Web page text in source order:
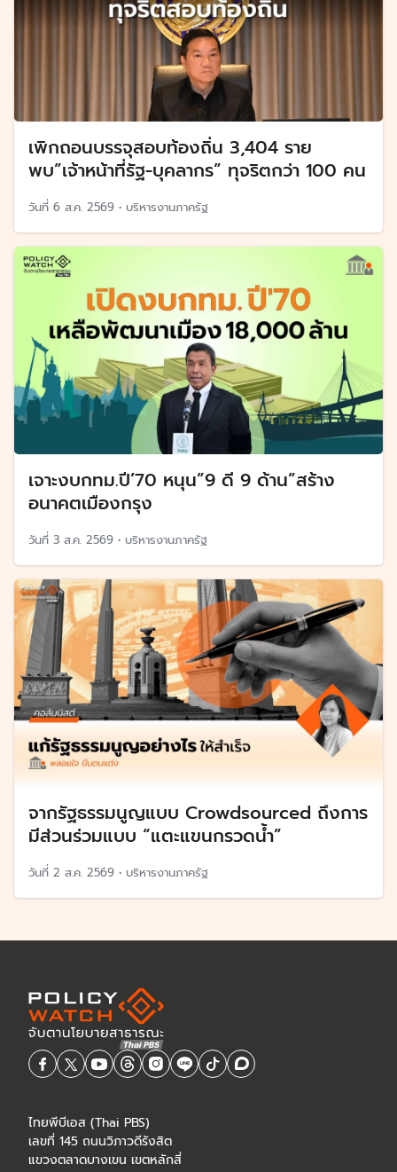
เพิกถอนบรรจุสอบท้องถิ่น 3,404 ราย
พบ”เจ้าหน้าที่รัฐ-บุคลากร” ทุจริตกว่า 100 คน
วันที่ 6 ส.ค. 2569 • บริหารงานภาครัฐ
เจาะงบกทม.ปี’70 หนุน”9 ดี 9 ด้าน”สร้าง
อนาคตเมืองกรุง
วันที่ 3 ส.ค. 2569 • บริหารงานภาครัฐ
จากรัฐธรรมนูญแบบ Crowdsourced ถึงการ
มีส่วนร่วมแบบ “แตะแขนกรวดน้ำ”
วันที่ 2 ส.ค. 2569 • บริหารงานภาครัฐ
ไทยพีบีเอส (Thai PBS)
เลขที่ 145 ถนนวิภาวดีรังสิต
แขวงตลาดบางเขน เขตหลักสี่